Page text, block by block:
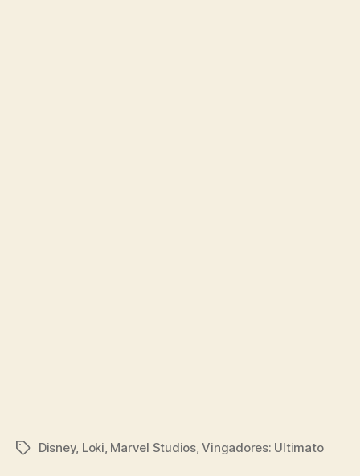
TagsDisney, Loki, Marvel Studios,Vingadores: Ultimato